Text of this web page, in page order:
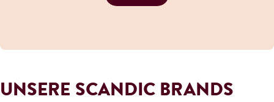
UNSERE SCANDIC BRANDS